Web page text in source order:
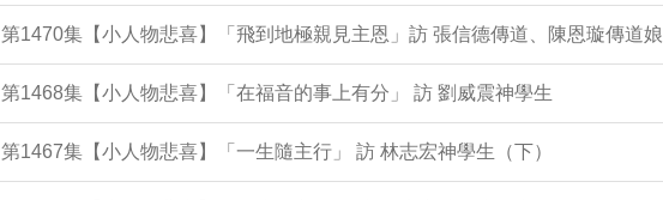
第1470集【小人物悲喜】「飛到地極親見主恩」訪 張信德傳道、陳恩璇傳道娘
第1468集【小人物悲喜】「在福音的事上有分」 訪 劉威震神學生
第1467集【小人物悲喜】「一生隨主行」 訪 林志宏神學生（下）